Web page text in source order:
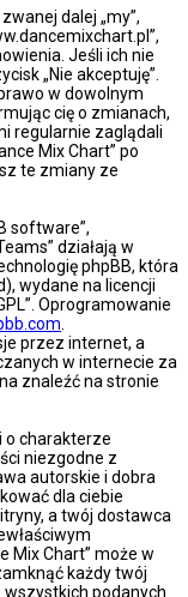
dalej „my”,
Jeśli ich nie
„Nie akceptuję”.
w dowolnym
cię o zmianach,
regularnie zaglądali
Mix Chart” po
te zmiany ze
software”,
działają w
phpBB, która
wydane na licencji
Oprogramowanie
przez internet, a
w internecie za
znaleźć na stronie
o charakterze
niezgodne z
autorskie i dobra
dla ciebie
a twój dostawca
Mix Chart” może w
każdy twój
podanych